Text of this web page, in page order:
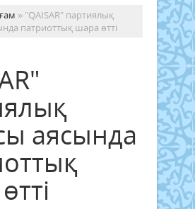
» "QAISAR" партиялық
патриоттық шара өтті
аясында